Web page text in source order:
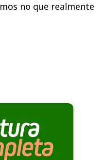
no que realmente